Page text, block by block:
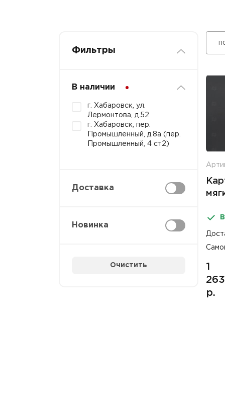
Фильтры
В наличии
г. Хабаровск, ул.
Лермонтова, д.52
г. Хабаровск, пер.
Промышленный, д.8а (пер.
Промышленный, 4 ст2)
Доставка
Новинка
Очистить
1
р.